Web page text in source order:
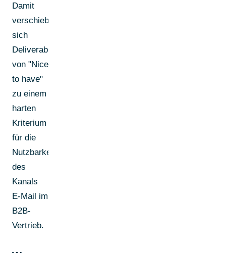
Damit
verschiebt
sich
Deliverability
von "Nice
to have"
zu einem
harten
Kriterium
für die
Nutzbarkeit
des
Kanals
E-Mail im
B2B-
Vertrieb.